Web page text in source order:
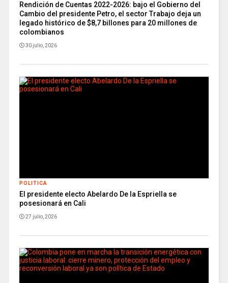
Rendición de Cuentas 2022-2026: bajo el Gobierno del
Cambio del presidente Petro, el sector Trabajo deja un
legado histórico de $8,7 billones para 20 millones de
colombianos
30 julio, 2026
POLITICA
El presidente electo Abelardo De la Espriella se
posesionará en Cali
27 julio, 2026